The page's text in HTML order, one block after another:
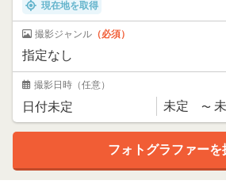
現在地を取得
撮影ジャンル （必須）
撮影日時 （任意）